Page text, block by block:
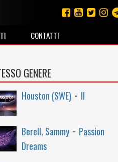
CONTATTI
GENERE
Houston (SWE) - II
Berell, Sammy- Passion
Dreams